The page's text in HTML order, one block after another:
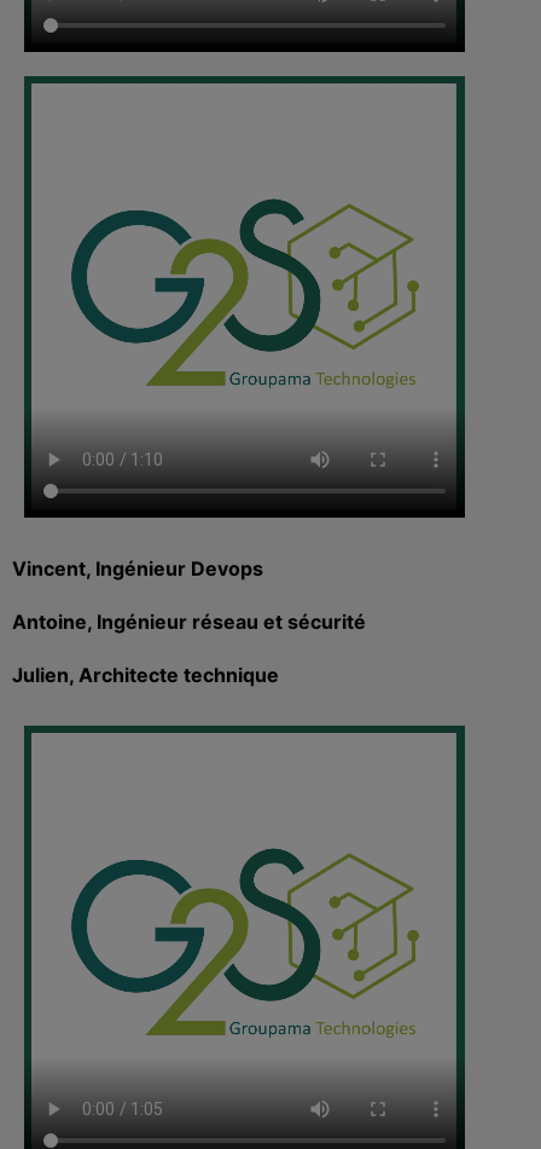
Vincent, Ingénieur Devops
Antoine, Ingénieur réseau et sécurité
Julien, Architecte technique